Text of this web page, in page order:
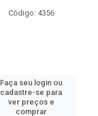
Código: 4356
Faça seu login ou
cadastre-se para
ver preços e
comprar